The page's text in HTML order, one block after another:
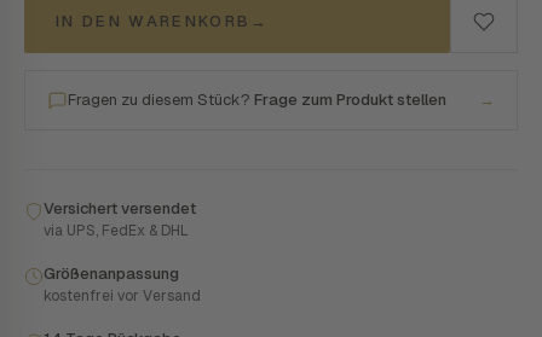
IN DEN WARENKORB →
Fragen zu diesem Stück? Frage zum Produkt stellen →
Versichert versendet
via UPS, FedEx & DHL
Größenanpassung
kostenfrei vor Versand